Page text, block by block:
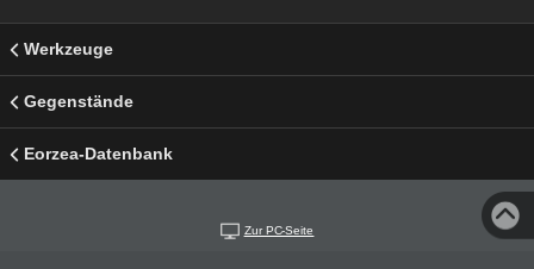
Werkzeuge
Gegenstände
Eorzea-Datenbank
Zur PC-Seite